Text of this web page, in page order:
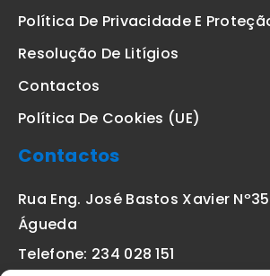
Política De Privacidade E
Resolução De Litígios
Contactos
Política De Cookies (UE)
Contactos
Rua Eng. José Bastos Xavier
Águeda
Telefone: 234 028 151